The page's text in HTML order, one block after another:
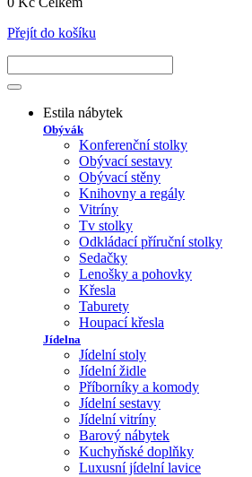
Přejít do košíku
Estila nábytek
Obývák
Konferenční stolky
Obývací sestavy
Obývací stěny
Knihovny a regály
Vitríny
Tv stolky
Odkládací příruční stolky
Sedačky
Lenošky a pohovky
Křesla
Taburety
Houpací křesla
Jídelna
Jídelní stoly
Jídelní židle
Příborníky a komody
Jídelní sestavy
Jídelní vitríny
Barový nábytek
Kuchyňské doplňky
Luxusní jídelní lavice